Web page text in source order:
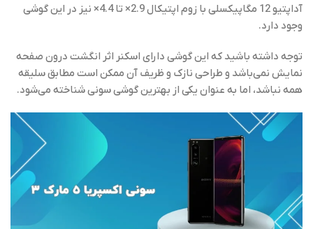
آداپتیو 12 مگاپیکسلی با زوم اپتیکال 2.9× تا 4.4× نیز در این گوشی
وجود دارد.
توجه داشته باشید که این گوشی دارای اسکنر اثر انگشت درون صفحه
نمایش نمی‌باشد و طراحی نازک و ظریف آن ممکن است مطابق سلیقه
همه نباشد، اما به عنوان یکی از بهترین گوشی سونی شناخته می‌شود.